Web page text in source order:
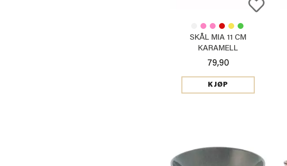
SKÅL MIA 11 CM
KARAMELL
79,90
KJØP